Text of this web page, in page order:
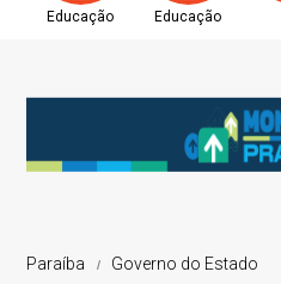
Educação Educação
Paraíba Governo do Estado